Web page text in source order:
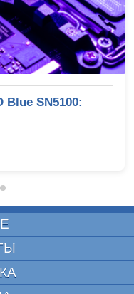
Blue SN5100: